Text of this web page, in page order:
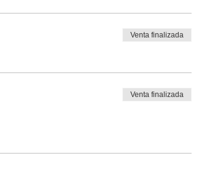
Venta finalizada
Venta finalizada